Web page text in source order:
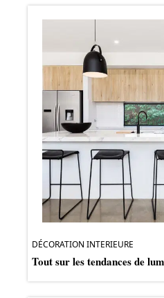
DÉCORATION INTERIEURE
Tout sur les tendances de